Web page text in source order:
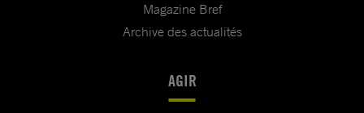
Magazine Bref
Archive des actualités
AGIR